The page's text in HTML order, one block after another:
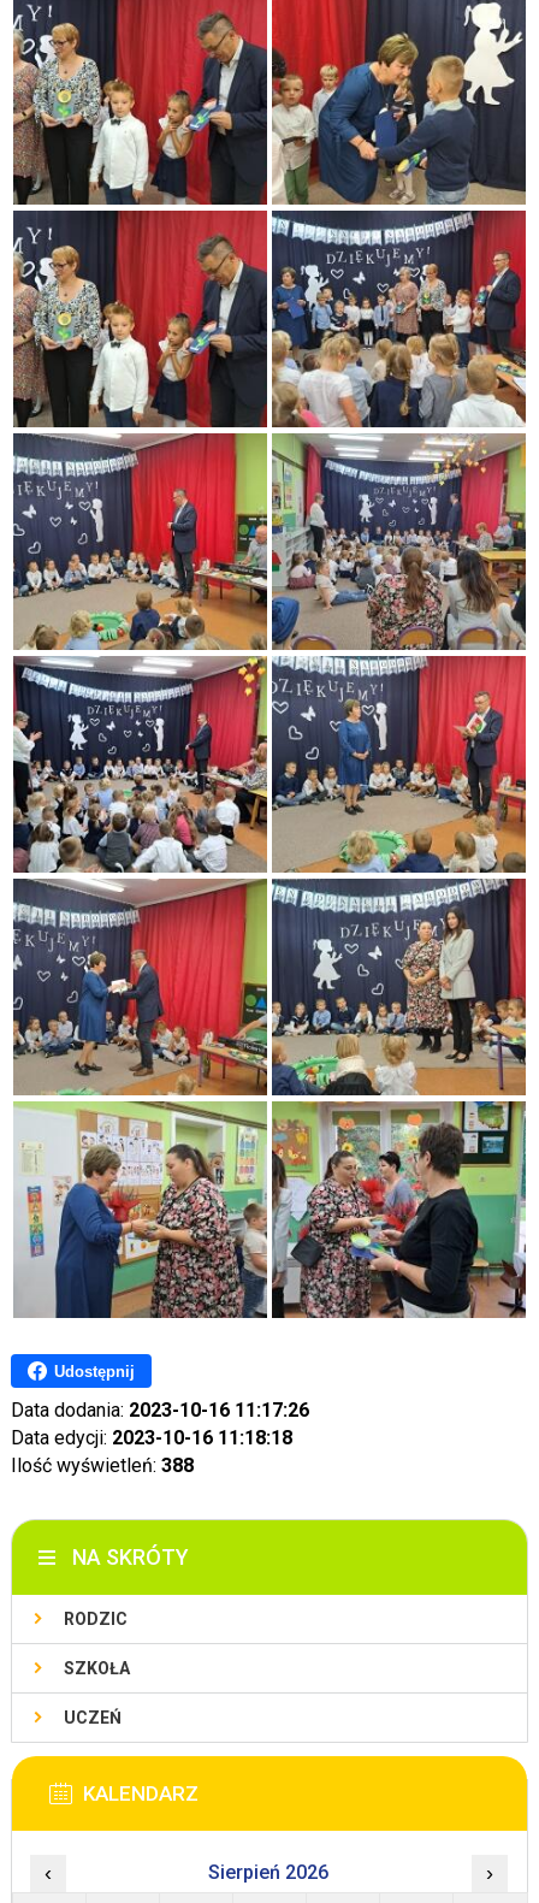
Udostępnij
Data dodania: 2023-10-16 11:17:26
Data edycji: 2023-10-16 11:18:18
Ilość wyświetleń: 388
NA SKRÓTY
RODZIC
SZKOŁA
UCZEŃ
KALENDARZ
‹ Sierpień 2026 ›